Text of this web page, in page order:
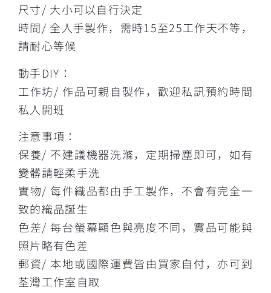
尺寸/ 大小可以自行決定
時間/ 全人手製作，需時15至25工作天不等，
請耐心等候
動手DIY：
工作坊/ 作品可親自製作，歡迎私訊預約時間
私人開班
注意事項：
保養/ 不建議機器洗滌，定期掃塵即可，如有
變髒請輕柔手洗
實物/ 每件織品都由手工製作，不會有完全一
致的織品誕生
色差/ 每台螢幕顯色與亮度不同，實品可能與
照片略有色差
郵資/ 本地或國際運費皆由買家自付，亦可到
荃灣工作室自取